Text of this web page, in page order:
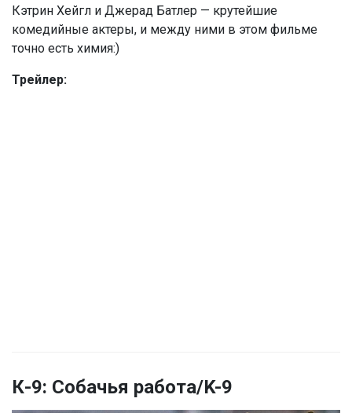
Кэтрин Хейгл и Джерад Батлер — крутейшие
комедийные актеры, и между ними в этом фильме
точно есть химия:)
Трейлер:
К-9: Собачья работа/K-9